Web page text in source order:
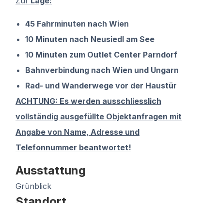
45 Fahrminuten nach Wien
10 Minuten nach Neusiedl am See
10 Minuten zum Outlet Center Parndorf
Bahnverbindung nach Wien und Ungarn
Rad- und Wanderwege vor der Haustür
ACHTUNG: Es werden ausschliesslich
vollständig ausgefüllte Objektanfragen mit
Angabe von Name, Adresse und
Telefonnummer beantwortet!
Ausstattung
Grünblick